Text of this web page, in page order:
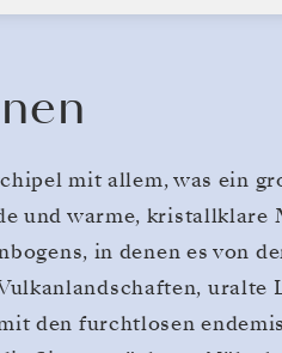
mit allem, was ein
und warme, kristallklare
in denen es von
uralte
den furchtlosen